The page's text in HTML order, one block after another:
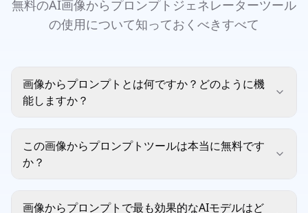
無料のAI画像からプロンプトジェネレーターツール
の使用について知っておくべきすべて
画像からプロンプトとは何ですか？どのように機
能しますか？
この画像からプロンプトツールは本当に無料です
か？
画像からプロンプトで最も効果的なAIモデルはど